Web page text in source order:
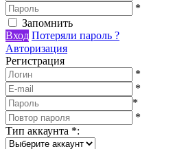
*
Запомнить
Вход Потеряли пароль ?
Авторизация
Регистрация
*
*
*
*
Тип аккаунта *: